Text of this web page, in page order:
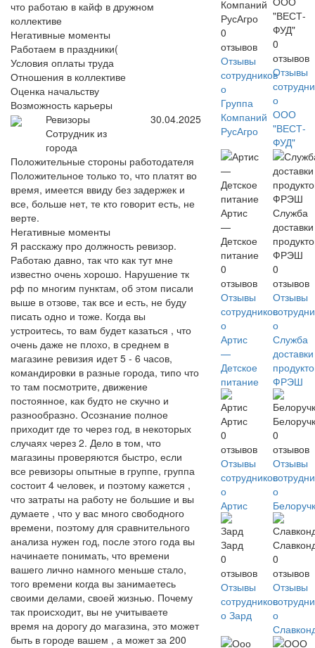
что работаю в кайф в дружном
коллективе
Негативные моменты
Работаем в праздники(
Условия оплаты труда
Отношения в коллективе
Оценка начальству
Возможность карьеры
Ревизоры
Сотрудник из
города
30.04.2025
Положительные стороны работодателя
Положительное только то, что платят во
время, имеется ввиду без задержек и
все, больше нет, те кто говорит есть, не
верте.
Негативные моменты
Я расскажу про должность ревизор.
Работаю давно, так что как тут мне
известно очень хорошо. Нарушение тк
рф по многим пунктам, об этом писали
выше в отзове, так все и есть, не буду
писать одно и тоже. Когда вы
устроитесь, то вам будет казаться , что
очень даже не плохо, в среднем в
магазине ревизия идет 5 - 6 часов,
командировки в разные города, типо что
то там посмотрите, движение
постоянное, как будто не скучно и
разнообразно. Осознание полное
приходит где то через год, в некоторых
случаях через 2. Дело в том, что
магазины проверяются быстро, если
все ревизоры опытные в группе, группа
состоит 4 человек, и поэтому кажется ,
что затраты на работу не большие и вы
думаете , что у вас много свободного
времени, поэтому для сравнительного
анализа нужен год, после этого года вы
начинаете понимать, что времени
вашего лично намного меньше стало,
того времени когда вы занимаетесь
своими делами, своей жизнью. Почему
так происходит, вы не учитываете
время на дорогу до магазина, это может
быть в городе вашем , а может за 200
Компаний
РусАгро
0
отзывов
Отзывы
сотрудников
о
Группа
Компаний
РусАгро
"ВЕСТ-
ФУД"
0
отзывов
Отзывы
о
ООО
"ВЕСТ-
ФУД"
Артис
—
Детское
питание
0
отзывов
Отзывы
сотрудников
о
Артис
—
Детское
питание
Служба
доставки
ФРЭШ
0
отзывов
Отзывы
о
Служба
доставки
ФРЭШ
Артис
0
отзывов
Отзывы
сотрудников
о
Артис
0
отзывов
Отзывы
о
Зард
0
отзывов
Отзывы
сотрудников
о Зард
0
отзывов
Отзывы
о